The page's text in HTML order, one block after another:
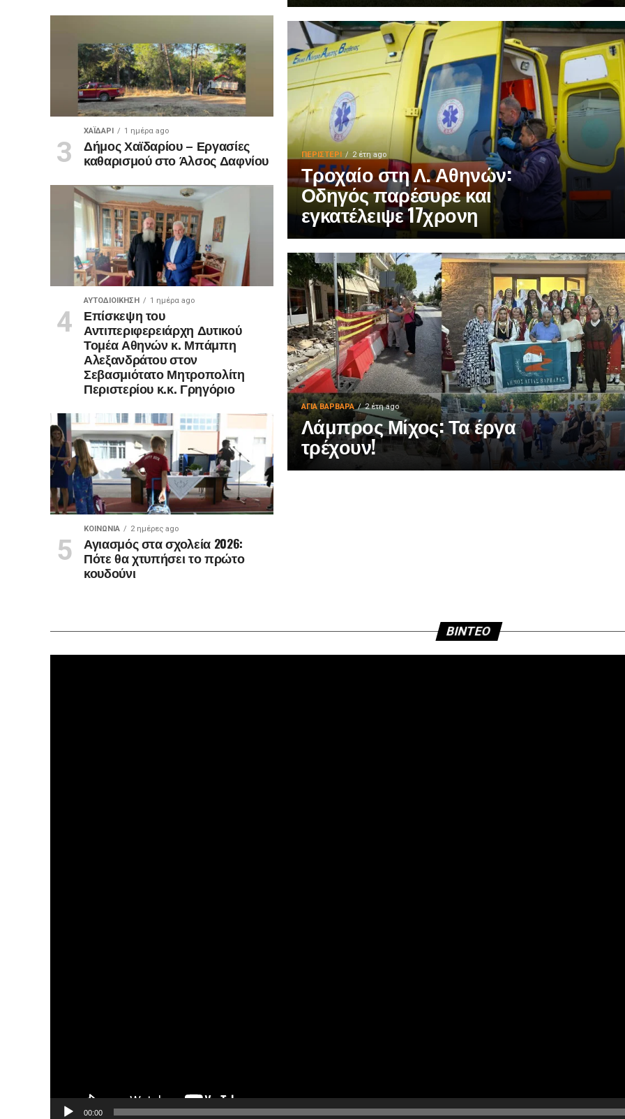
ΠΕΡΙΣΤΕΡΙ 2 έτη ago
Τροχαίο στη Λ. Αθηνών:
Οδηγός παρέσυρε και
εγκατέλειψε 17χρονη
ΑΓΙΑ ΒΑΡΒΑΡΑ 2 έτη ago
Λάμπρος Μίχος: Τα έργα
τρέχουν!
ΧΑΪΔΑΡΙ 1 ημέρα ago
Δήμος Χαϊδαρίου – Εργασίες
καθαρισμού στο Άλσος Δαφνίου
ΑΥΤΟΔΙΟΊΚΗΣΗ 1 ημέρα ago
Επίσκεψη του
Αντιπεριφερειάρχη Δυτικού
Τομέα Αθηνών κ. Μπάμπη
Αλεξανδράτου στον
Σεβασμιότατο Μητροπολίτη
Περιστερίου κ.κ. Γρηγόριο
ΚΟΙΝΩΝΊΑ 2 ημέρες ago
Αγιασμός στα σχολεία 2026:
Πότε θα χτυπήσει το πρώτο
κουδούνι
BINTEO
00:00